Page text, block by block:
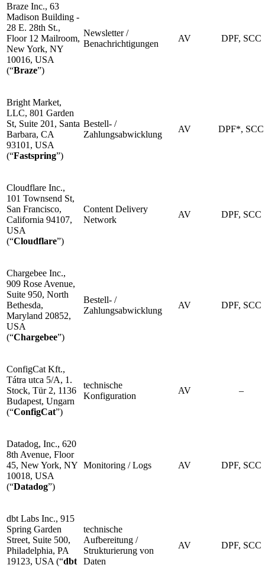
Braze Inc., 63
Madison Building -
28 E. 28th St.,
Floor 12 Mailroom,
New York, NY
10016, USA
(“Braze”)
Newsletter /
Benachrichtigungen
AV DPF, SCC
Bright Market,
LLC, 801 Garden
St, Suite 201, Santa
Barbara, CA
93101, USA
(“Fastspring”)
Bestell- /
Zahlungsabwicklung
AV DPF*, SCC
Cloudflare Inc.,
101 Townsend St,
San Francisco,
California 94107,
USA
(“Cloudflare”)
Content Delivery
Network
AV DPF, SCC
Chargebee Inc.,
909 Rose Avenue,
Suite 950, North
Bethesda,
Maryland 20852,
USA
(“Chargebee”)
Bestell- /
Zahlungsabwicklung
AV DPF, SCC
ConfigCat Kft.,
Tátra utca 5/A, 1.
Stock, Tür 2, 1136
Budapest, Ungarn
(“ConfigCat”)
technische
Konfiguration
AV –
Datadog, Inc., 620
8th Avenue, Floor
45, New York, NY
10018, USA
(“Datadog”)
Monitoring / Logs AV DPF, SCC
dbt Labs Inc., 915
Spring Garden
Street, Suite 500,
Philadelphia, PA
19123, USA (“dbt
technische
Aufbereitung /
Strukturierung von
Daten
AV DPF, SCC